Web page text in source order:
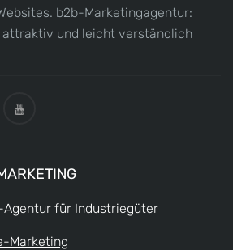
b2b-Marketingagentur:
attraktiv und leicht verständlich
Agentur für Industriegüter
Marketing